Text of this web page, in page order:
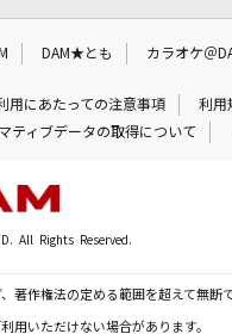
DAM★とも カラオケ＠
用にあたっての注意事項
利用
ティブデータの取得について
All Rights Reserved.
作権法の定める範囲を超えて無断
用いただけない場合があります。